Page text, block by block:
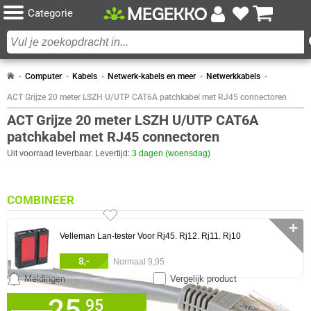
Categorie
Computer Kabels Netwerk-kabels en meer Netwerkkabels
ACT Grijze 20 meter LSZH U/UTP CAT6A patchkabel met RJ45 connectoren
ACT Grijze 20 meter LSZH U/UTP CAT6A
patchkabel met RJ45 connectoren
Uit voorraad leverbaar. Levertijd: 3 dagen (woensdag)
95 ✓ 30 dagen bedenktermijn!
Vergelijk product
Meldingen
COMBINEER
Velleman Lan-tester Voor Rj45. Rj12. Rj11. Rj10
8,- Normaal 9,95
✛
0 artikelen geselecteerd